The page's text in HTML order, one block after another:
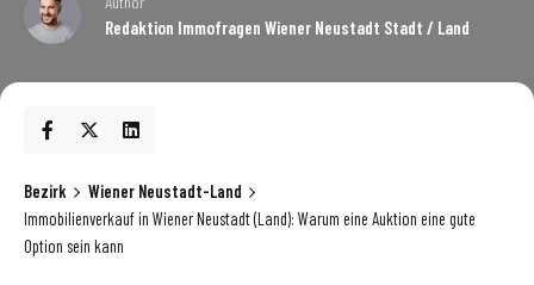
Redaktion Immofragen Wiener Neustadt Stadt / Land
Bezirk
Wiener Neustadt-Land
Immobilienverkauf in Wiener Neustadt (Land): Warum eine Auktion eine gute
Option sein kann